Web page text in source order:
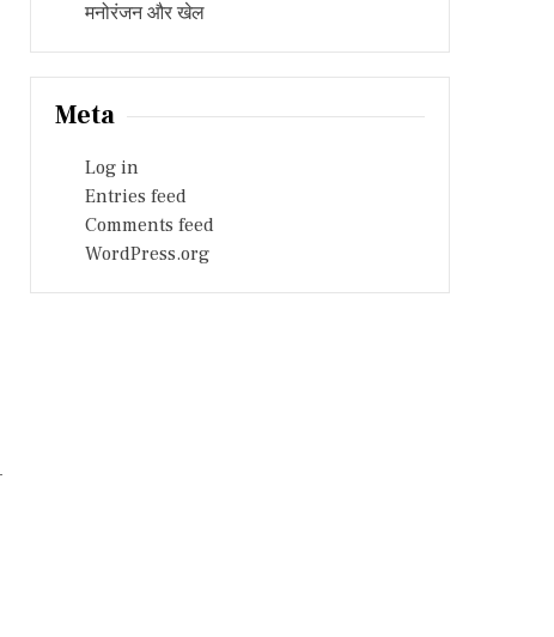
मनोरंजन और खेल
Meta
Log in
Entries feed
Comments feed
WordPress.org